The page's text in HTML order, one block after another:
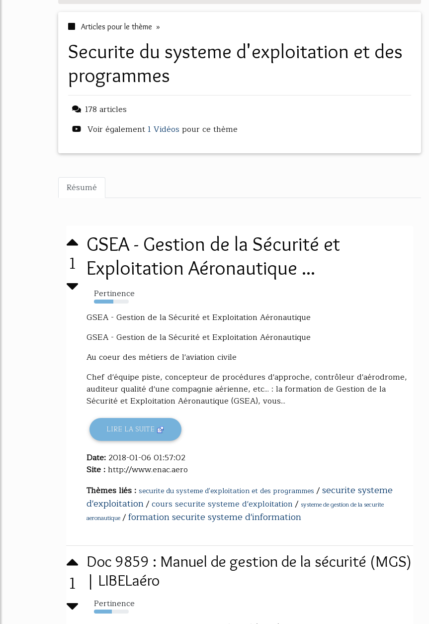
Articles pour le thème »
securite du systeme d'exploitation et des
programmes
178 articles
Voir également 1 Vidéos pour ce thème
Résumé
1
GSEA - Gestion de la Sécurité et
Exploitation Aéronautique ...
Pertinence
56%
GSEA - Gestion de la Sécurité et Exploitation Aéronautique
GSEA - Gestion de la Sécurité et Exploitation Aéronautique
Au coeur des métiers de l'aviation civile
Chef d'équipe piste, concepteur de procédures d'approche, contrôleur d'aérodrome,
auditeur qualité d'une compagnie aérienne, etc... : la formation de Gestion de la
Sécurité et Exploitation Aéronautique (GSEA), vous...
LIRE LA SUITE
Date: 2018-01-06 01:57:02
Site :http://www.enac.aero
Thèmes liés : securite du systeme d'exploitation et des programmes /securite systeme
d'exploitation/cours securite systeme d'exploitation/ systeme de gestion de la securite
aeronautique /formation securite systeme d'information
1
Doc 9859 : Manuel de gestion de la sécurité (MGS)
| LIBELaéro
Pertinence
51%